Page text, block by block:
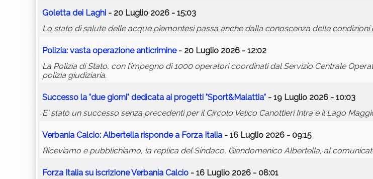
Goletta dei Laghi - 20 Luglio 2026 - 15:03
Lo stato di salute delle acque piemontesi passa anche dalla conoscenza delle condizioni
Polizia: vasta operazione anticrimine- 20 Luglio 2026 - 12:02
La Polizia di Stato, con l’impegno di 1000 operatori coordinati dal Servizio Centrale
polizia giudiziaria.
Successo la "due giorni" dedicata ai progetti "Sport&Malattia" - 19 Luglio 2026 - 10:03
E' stato un successo senza precedenti per il Circolo Velico Canottieri Intra e il Lago
Verbania Calcio: Albertella risponde a Forza Italia - 16 Luglio 2026 - 09:15
Riceviamo e pubblichiamo, la replica del Sindaco, Giandomenico Albertella, al
Forza Italia su iscrizione Verbania Calcio - 16 Luglio 2026 - 08:01